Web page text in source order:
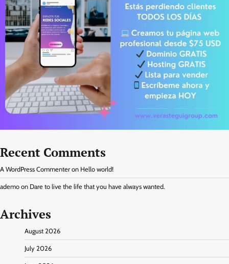
Recent Comments
A WordPress Commenter on Hello world!
ademo on Dare to live the life that you have always wanted.
Archives
August 2026
July 2026